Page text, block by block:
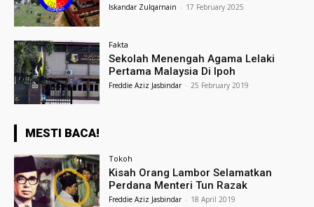
Iskandar Zulqarnain - 17 February 2025
Fakta
Sekolah Menengah Agama Lelaki
Pertama Malaysia Di Ipoh
Freddie Aziz Jasbindar - 25 February 2019
MESTI BACA!
Tokoh
Kisah Orang Lambor Selamatkan
Perdana Menteri Tun Razak
Freddie Aziz Jasbindar - 18 April 2019